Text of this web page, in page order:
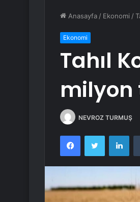
Anasayfa / Ekonomi /
Ekonomi
Tahıl
milyon
NEVROZ TURMUŞ
FacebookTwitter